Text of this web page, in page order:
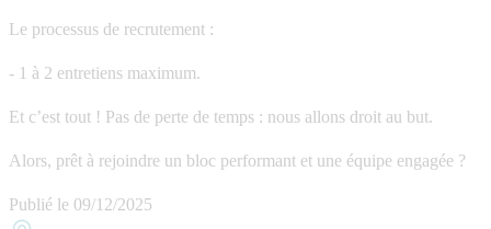
Le processus de recrutement :
- 1 à 2 entretiens maximum.
Et c’est tout ! Pas de perte de temps : nous allons droit au but.
Alors, prêt à rejoindre un bloc performant et une équipe engagée ?
Publié le 09/12/2025